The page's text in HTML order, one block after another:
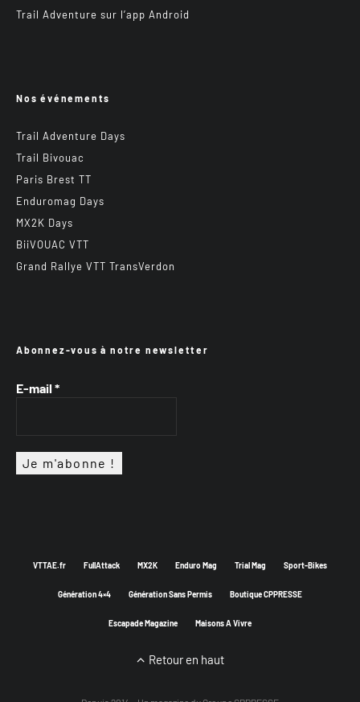
Trail Adventure sur l’app Android
Nos événements
Trail Adventure Days
Trail Bivouac
Paris Brest TT
Enduromag Days
MX2K Days
BiiVOUAC VTT
Grand Rallye VTT TransVerdon
Abonnez-vous à notre newsletter
E-mail *
VTTAE.fr FullAttack MX2K Enduro Mag Trial Mag Sport-Bikes
Génération 4×4 Génération Sans Permis Boutique CPPRESSE
Escapade Magazine Maisons A Vivre
Retour en haut